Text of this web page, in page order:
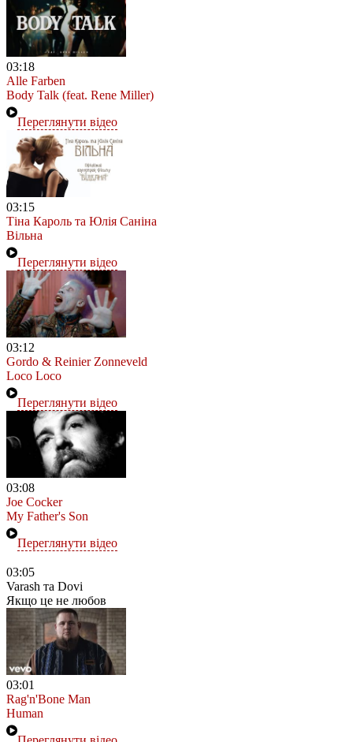
03:18
Alle Farben
Body Talk (feat. Rene Miller)
Переглянути відео
03:15
Тіна Кароль та Юлія Саніна
Вільна
Переглянути відео
03:12
Gordo & Reinier Zonneveld
Loco Loco
Переглянути відео
03:08
Joe Cocker
My Father's Son
Переглянути відео
03:05
Varash та Dovi
Якщо це не любов
03:01
Rag'n'Bone Man
Human